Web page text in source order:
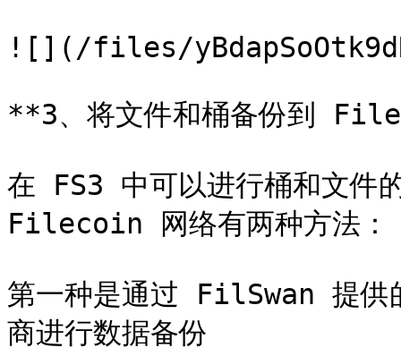
![](/files/
**3、将文件和桶备份到
在 FS3 中可以进行桶和文件
Filecoin 网络有两种方法：
第一种是通过 FilSwan 提供
商进行数据备份